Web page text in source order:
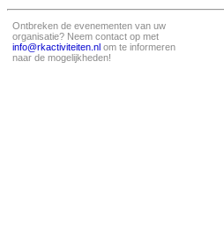
Ontbreken de evenementen van uw
organisatie? Neem contact op met
info@rkactiviteiten.nl om te informeren
naar de mogelijkheden!